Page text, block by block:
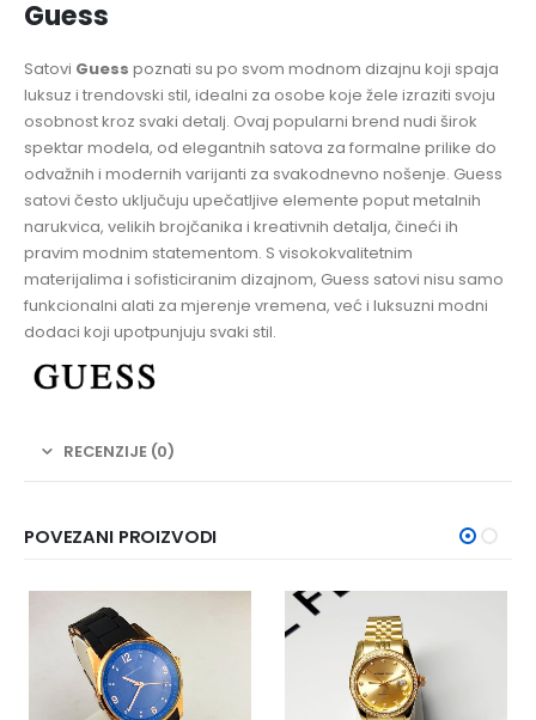
Guess
Satovi Guess poznati su po svom modnom dizajnu koji spaja
luksuz i trendovski stil, idealni za osobe koje žele izraziti svoju
osobnost kroz svaki detalj. Ovaj popularni brend nudi širok
spektar modela, od elegantnih satova za formalne prilike do
odvažnih i modernih varijanti za svakodnevno nošenje. Guess
satovi često uključuju upečatljive elemente poput metalnih
narukvica, velikih brojčanika i kreativnih detalja, čineći ih
pravim modnim statementom. S visokokvalitetnim
materijalima i sofisticiranim dizajnom, Guess satovi nisu samo
funkcionalni alati za mjerenje vremena, već i luksuzni modni
dodaci koji upotpunjuju svaki stil.
RECENZIJE (0)
POVEZANI PROIZVODI